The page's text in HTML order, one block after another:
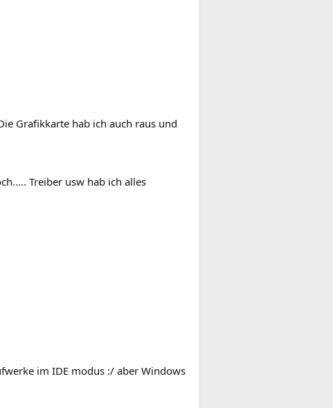
Grafikkarte hab ich auch raus und
Treiber usw hab ich alles
im IDE modus :/ aber Windows